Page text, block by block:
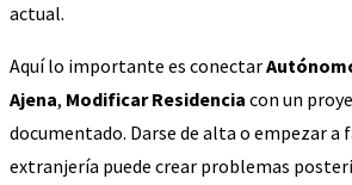
actual.
Aquí lo importante es conectar
Ajena, Modificar Residencia con un
documentado. Darse de alta o empezar a
extranjería puede crear problemas